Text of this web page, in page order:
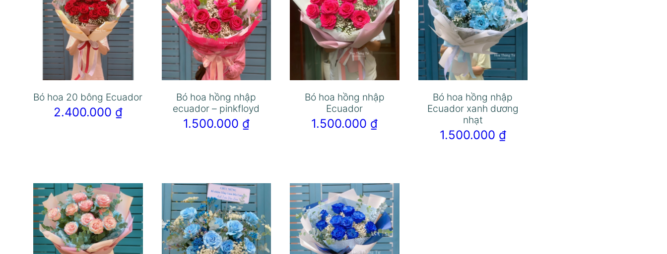
Bó hoa 20 bông Ecuador
2.400.000 ₫
Bó hoa hồng nhập
ecuador – pinkfloyd
1.500.000 ₫
Bó hoa hồng nhập
Ecuador
1.500.000 ₫
Bó hoa hồng nhập
Ecuador xanh dương
nhạt
1.500.000 ₫